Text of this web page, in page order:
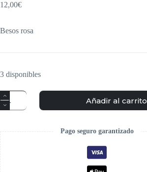
12,00€
Besos rosa
3 disponibles
Añadir al carrito
Pago seguro garantizado